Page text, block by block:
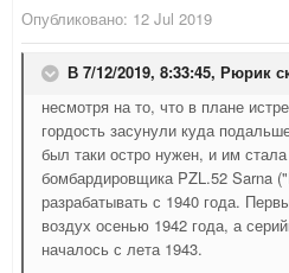
Опубликовано: 12 Jul 2019
В 7/12/2019, 8:33:45, Рюрик
несмотря на то, что в плане
гордость засунули куда
был таки остро нужен, и им
бомбардировщика PZL.52 Sarna
разрабатывать с 1940 года.
воздух осенью 1942 года, а
началось с лета 1943.